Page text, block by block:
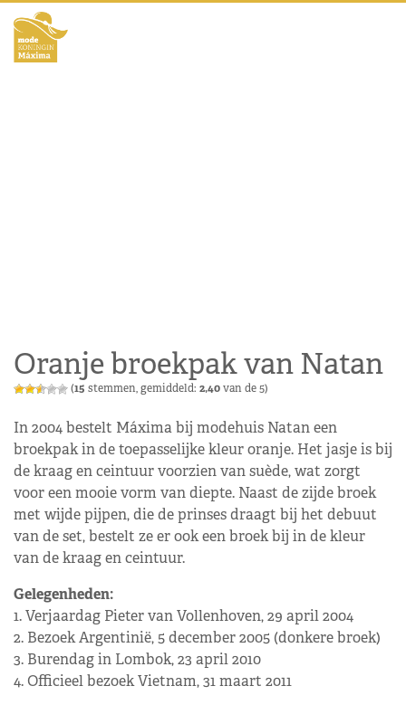
Oranje broekpak van Natan
(15 stemmen, gemiddeld: 2,40van de 5)
In 2004 bestelt Máxima bij modehuis Natan een
broekpak in de toepasselijke kleur oranje. Het jasje is bij
de kraag en ceintuur voorzien van suède, wat zorgt
voor een mooie vorm van diepte. Naast de zijde broek
met wijde pijpen, die de prinses draagt bij het debuut
van de set, bestelt ze er ook een broek bij in de kleur
van de kraag en ceintuur.
Gelegenheden:
1. Verjaardag Pieter van Vollenhoven, 29 april 2004
2. Bezoek Argentinië, 5 december 2005 (donkere broek)
3. Burendag in Lombok, 23 april 2010
4. Officieel bezoek Vietnam, 31 maart 2011